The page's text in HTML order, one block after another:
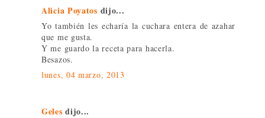
Alicia Poyatos dijo...
Yo también les echaría la cuchara entera de azahar
que me gusta.
Y me guardo la receta para hacerla.
Besazos.
lunes, 04 marzo, 2013
Geles dijo...